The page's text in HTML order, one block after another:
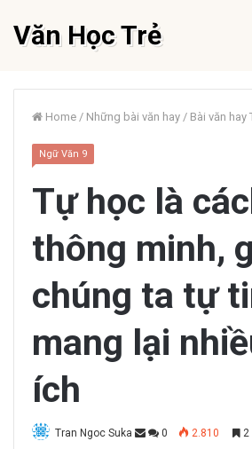
Văn Học Trẻ
Home / Những bài văn hay / Bài văn hay
Ngữ Văn 9
Tự học là
thông minh,
chúng ta tự
mang lại
ích
Tran Ngoc Suka 0 2.810 2